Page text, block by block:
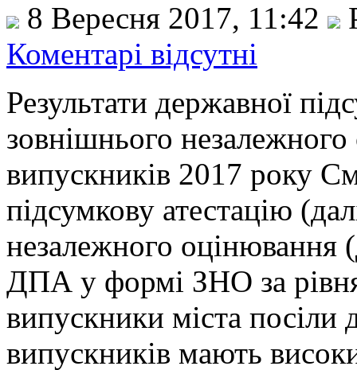
8 Вересня 2017, 11:42
Коментарі відсутні
Результати державної
зовнішнього
випускників 2017 року
підсумкову атестацію
незалежного оцінювання
ДПА у формі ЗНО за
випускники міста посіли
випускників мають